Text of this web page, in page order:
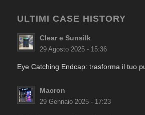
ULTIMI CASE HISTORY
Clear e Sunsilk
29 Agosto 2025 - 15:36
Eye Catching Endcap: trasforma il tuo
Macron
29 Gennaio 2025 - 17:23